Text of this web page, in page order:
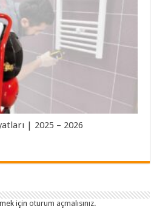
| 2025 – 2026
içinoturum açmalısınız.